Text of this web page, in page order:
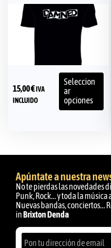
15,00€ IVA
INCLUIDO
Seleccion
ar
opciones
Apúntate a nuestra
No te pierdas las novedades
Punk, Rock… y toda la
Nuevas bandas, conciertos…
in Brixton Denda